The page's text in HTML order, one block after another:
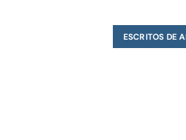
ESCRITOS DE